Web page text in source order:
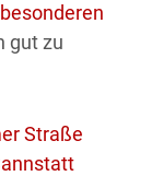
gut zu
Straße